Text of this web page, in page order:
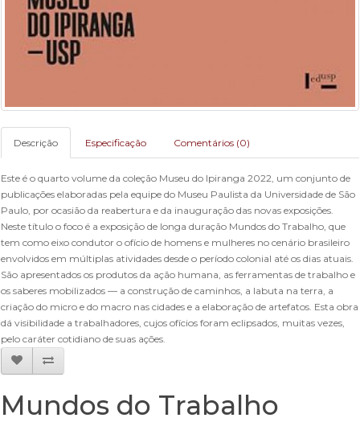
Descrição Especificação Comentários (0)
Este é o quarto volume da coleção Museu do Ipiranga 2022, um conjunto de
publicações elaboradas pela equipe do Museu Paulista da Universidade de São
Paulo, por ocasião da reabertura e da inauguração das novas exposições.
Neste título o foco é a exposição de longa duração Mundos do Trabalho, que
tem como eixo condutor o ofício de homens e mulheres no cenário brasileiro
envolvidos em múltiplas atividades desde o período colonial até os dias atuais.
São apresentados os produtos da ação humana, as ferramentas de trabalho e
os saberes mobilizados — a construção de caminhos, a labuta na terra, a
criação do micro e do macro nas cidades e a elaboração de artefatos. Esta obra
dá visibilidade a trabalhadores, cujos ofícios foram eclipsados, muitas vezes,
pelo caráter cotidiano de suas ações.
Mundos do Trabalho